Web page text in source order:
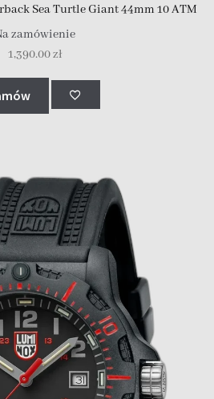
Sea Turtle Giant 44mm 10 ATM
zamówienie
1,390.00zł